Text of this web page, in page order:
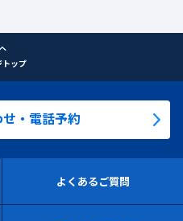
トップ
・電話予約
よくあるご質問